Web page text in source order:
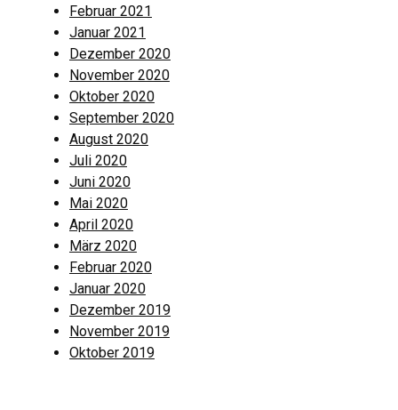
Februar 2021
Januar 2021
Dezember 2020
November 2020
Oktober 2020
September 2020
August 2020
Juli 2020
Juni 2020
Mai 2020
April 2020
März 2020
Februar 2020
Januar 2020
Dezember 2019
November 2019
Oktober 2019